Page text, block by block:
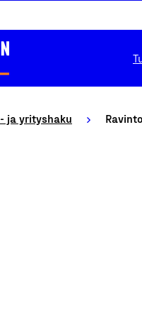
ja yrityshaku